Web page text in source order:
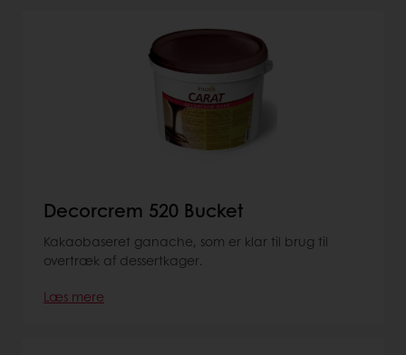
Decorcrem 520 Bucket
Kakaobaseret ganache, som er klar til brug til
overtræk af dessertkager.
Læs mere